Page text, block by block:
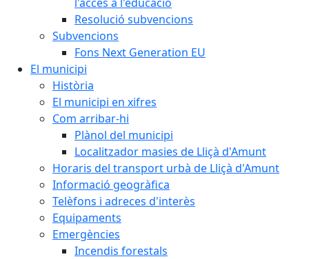
Resolució subvencions
Subvencions
Fons Next Generation EU
El municipi
Història
El municipi en xifres
Com arribar-hi
Plànol del municipi
Localitzador masies de Lliçà d'Amunt
Horaris del transport urbà de Lliçà d'Amunt
Informació geogràfica
Telèfons i adreces d'interès
Equipaments
Emergències
Incendis forestals